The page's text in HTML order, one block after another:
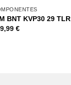
BNT KVP30 29
€